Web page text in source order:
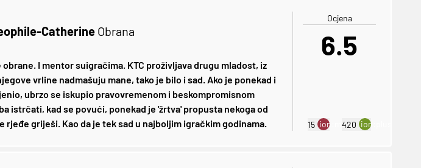
Catherine Obrana
obrane. I mentor suigračima. KTC proživljava drugu mladost, iz
vrline nadmašuju mane, tako je bilo i sad. Ako je ponekad i
ubrzo se iskupio pravovremenom i beskompromisnom
istrčati, kad se povući, ponekad je 'žrtva' propusta nekoga od
rjeđe griješi. Kao da je tek sad u najboljim igračkim godinama.
Ocjena
6.5
15 ion:minus
420 ion:plus